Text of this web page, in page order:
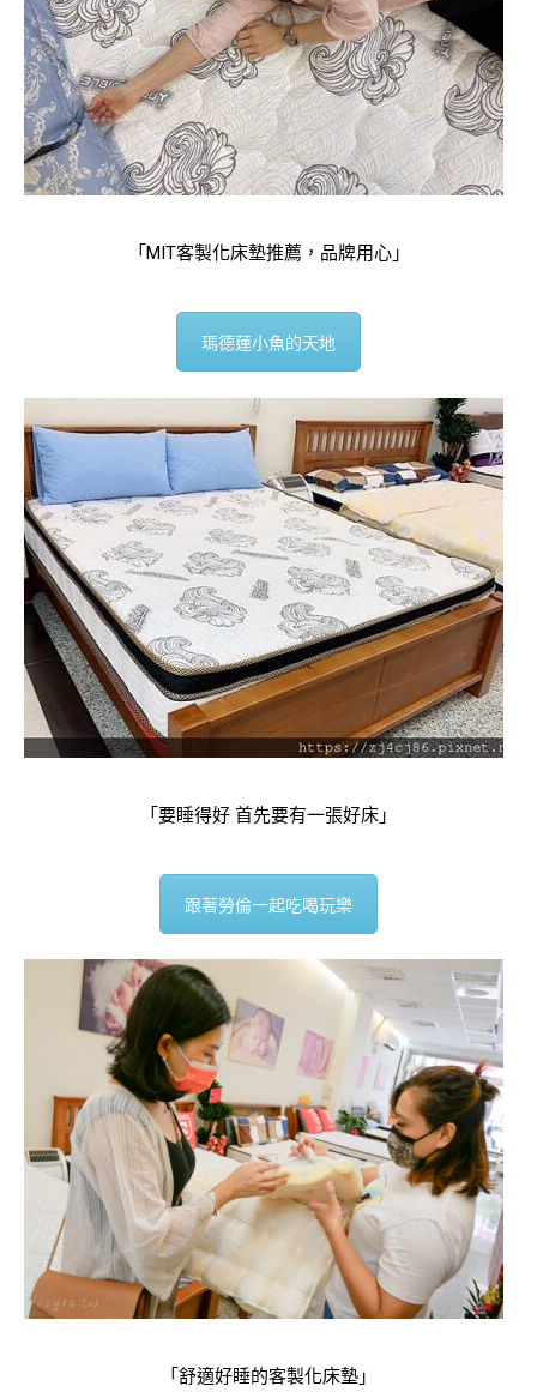
「MIT客製化床墊推薦，品牌用心」
瑪德蓮小魚的天地
「要睡得好 首先要有一張好床」
跟著勞倫一起吃喝玩樂
「舒適好睡的客製化床墊」